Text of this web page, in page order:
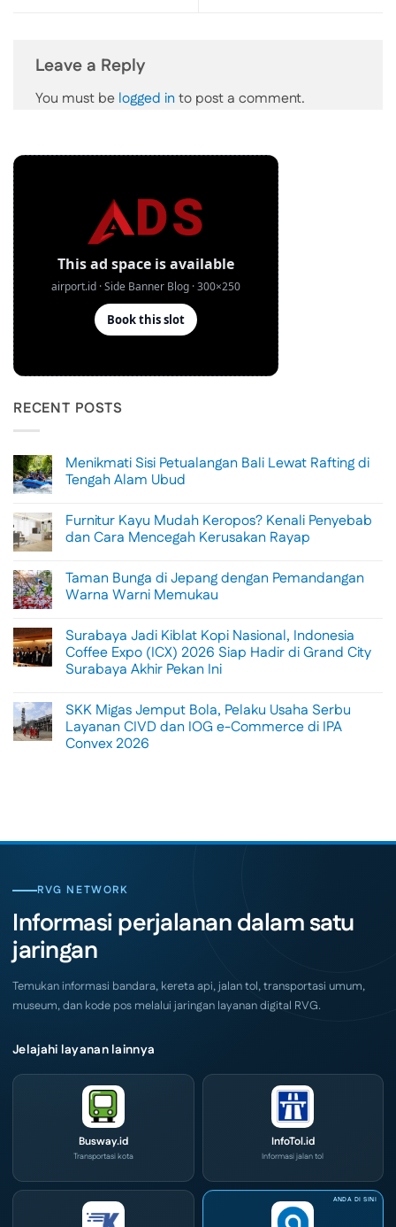
Leave a Reply
You must be logged in to post a comment.
RECENT POSTS
Menikmati Sisi Petualangan Bali Lewat Rafting di
Tengah Alam Ubud
on
Menikmati
Sisi
Lewat
Rafting
di
Ubud
Furnitur Kayu Mudah Keropos? Kenali Penyebab
dan Cara Mencegah Kerusakan Rayap
on
Furnitur
Kayu
Kenali
Penyebab
dan
Cara
Rayap
Taman Bunga di Jepang dengan Pemandangan
Warna Warni Memukau
on
Taman
Bunga
di
Pemandangan
Warna
Warni
Memukau
Surabaya Jadi Kiblat Kopi Nasional, Indonesia
Coffee Expo (ICX) 2026 Siap Hadir di Grand City
Surabaya Akhir Pekan Ini
on
Surabaya
Jadi
Kiblat
Hadir
City
Surabaya
Pekan
Ini
SKK Migas Jemput Bola, Pelaku Usaha Serbu
Layanan CIVD dan IOG e-Commerce di IPA
Convex 2026
Pelaku
CIVD
e-
Commerce
di
IPA
2026
RVG NETWORK
Informasi perjalanan dalam satu
jaringan
Temukan informasi bandara, kereta api, jalan tol, transportasi umum,
museum, dan kode pos melalui jaringan layanan digital RVG.
Jelajahi layanan lainnya
Busway.id
Transportasi kota
InfoTol.id
Informasi jalan tol